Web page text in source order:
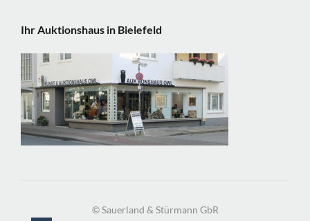
Ihr Auktionshaus in Bielefeld
© Sauerland & Stürmann GbR